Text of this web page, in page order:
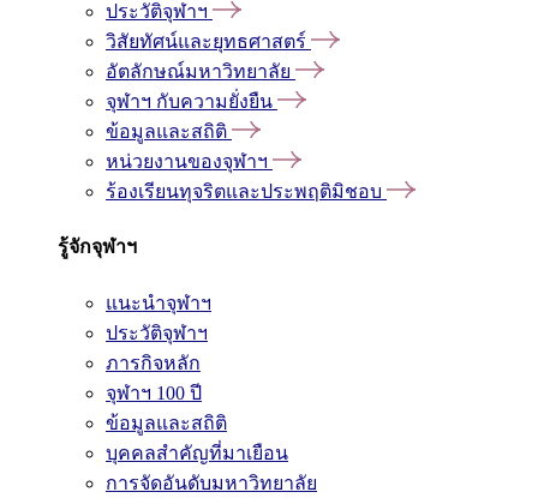
ประวัติจุฬาฯ
วิสัยทัศน์และยุทธศาสตร์
อัตลักษณ์มหาวิทยาลัย
จุฬาฯ กับความยั่งยืน
ข้อมูลและสถิติ
หน่วยงานของจุฬาฯ
ร้องเรียนทุจริตและประพฤติมิชอบ
รู้จักจุฬาฯ
แนะนำจุฬาฯ
ประวัติจุฬาฯ
ภารกิจหลัก
จุฬาฯ 100 ปี
ข้อมูลและสถิติ
บุคคลสำคัญที่มาเยือน
การจัดอันดับมหาวิทยาลัย